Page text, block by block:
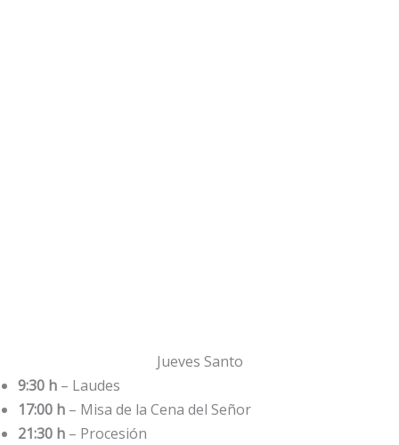
Jueves Santo
9:30 h – Laudes
17:00 h – Misa de la Cena del Señor
21:30 h – Procesión